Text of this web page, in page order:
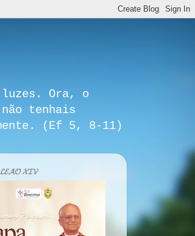
luzes. Ora, o
tenhais
(Ef 5, 8-11)
𝓧𝓘𝓥